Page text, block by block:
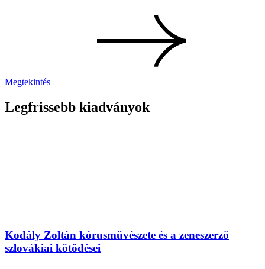
Megtekintés
Legfrissebb kiadványok
Kodály Zoltán kórusművészete és a zeneszerző
szlovákiai kötődései